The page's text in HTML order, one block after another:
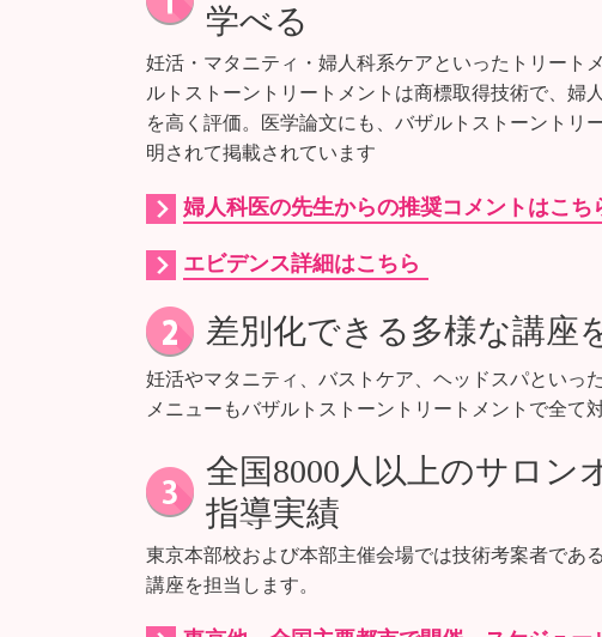
学べる
妊活・マタニティ・婦人科系ケアといったトリート
ルトストーントリートメントは商標取得技術で、婦
を高く評価。医学論文にも、バザルトストーントリ
明されて掲載されています
婦人科医の先生からの推奨コメントはこち
エビデンス詳細はこちら
差別化できる多様な講座
妊活やマタニティ、バストケア、ヘッドスパといっ
メニューもバザルトストーントリートメントで全て
全国8000人以上のサロン
指導実績
東京本部校および本部主催会場では技術考案者であ
講座を担当します。